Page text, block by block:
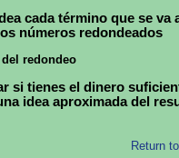
cada término que se va
números redondeados
redondeo
si tienes el dinero
idea aproximada del
Return